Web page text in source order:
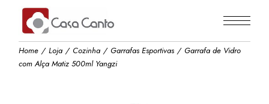
content
Home Loja Cozinha Garrafas Esportivas
Garrafa de Vidro
com Alça Matiz 500ml Yangzi